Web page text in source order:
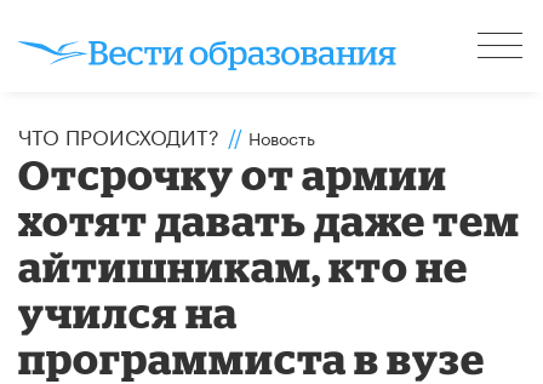
ЧТО ПРОИСХОДИТ? // Новость
Отсрочку от армии
хотят давать даже тем
айтишникам, кто не
учился на
программиста в вузе